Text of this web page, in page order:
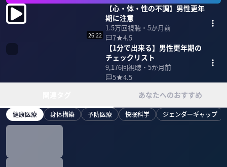
【心・体・性の不調】男性更年
期に注意
1.5万回視聴・ 5か月前
7
4.5
26:22
【1分で出来る】男性更年期の
チェックリスト
9,176回視聴・ 5か月前
5
4.5
あなたへのおすすめ
健康医療 身体構築 予防医療 快眠科学 ジェンダーギャップ